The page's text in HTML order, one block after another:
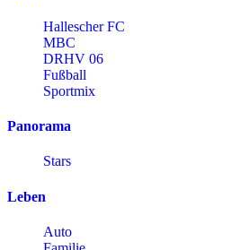
Hallescher FC
MBC
DRHV 06
Fußball
Sportmix
Panorama
Stars
Leben
Auto